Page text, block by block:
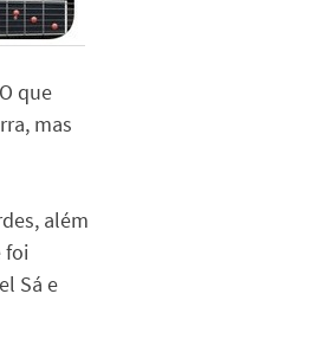
que
mas
além
foi
Sá e